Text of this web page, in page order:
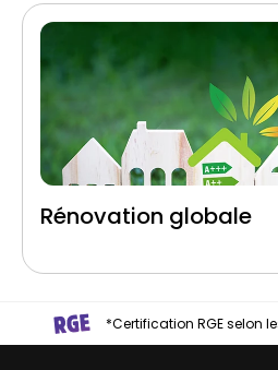
Rénovation globale
*Certification RGE selon